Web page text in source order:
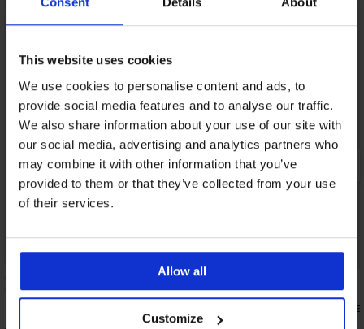
This website uses cookies
We use cookies to personalise content and ads, to
provide social media features and to analyse our traffic.
We also share information about your use of our site with
our social media, advertising and analytics partners who
may combine it with other information that you’ve
provided to them or that they’ve collected from your use
of their services.
Allow all
Customize
Bestseller -20% BRA20
Сутиен Violeta